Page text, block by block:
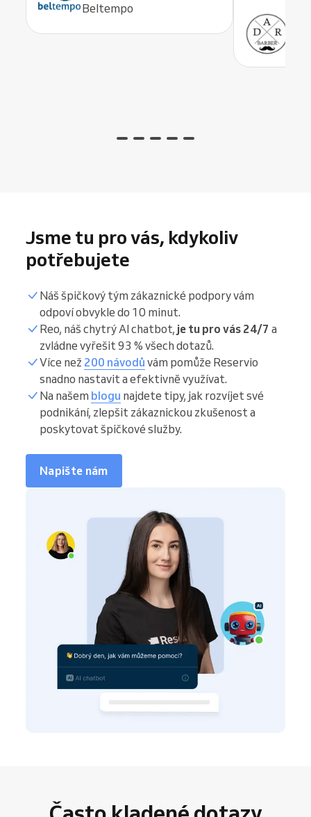
Beltempo
Jsme tu pro vás, kdykoliv
potřebujete
Náš špičkový tým zákaznické podpory vám
odpoví obvykle do 10 minut.
Reo, náš chytrý AI chatbot, je tu pro vás 24/7 a
zvládne vyřešit 93 % všech dotazů.
Více než 200 návodů vám pomůže Reservio
snadno nastavit a efektivně využívat.
Na našem blogu najdete tipy, jak rozvíjet své
podnikání, zlepšit zákaznickou zkušenost a
poskytovat špičkové služby.
Napište nám